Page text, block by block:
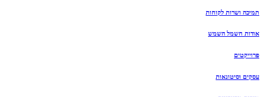
תמיכה ושרות לקוחות
אודות חשמל השמש
פרוייקטים
עסקים וסיטונאות